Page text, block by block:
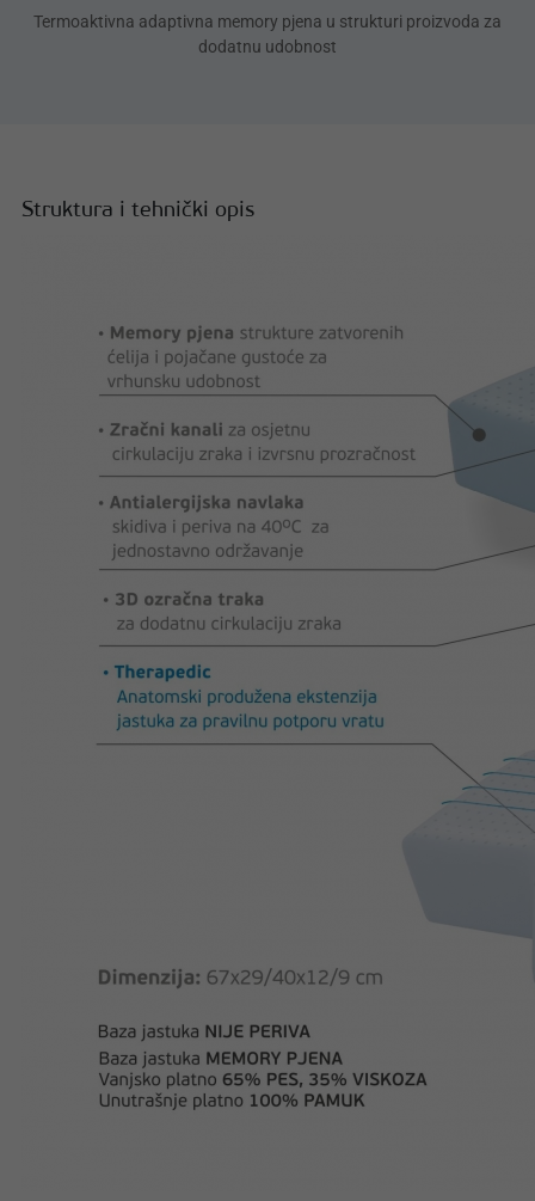
Termoaktivna adaptivna memory pjena u strukturi proizvoda za
dodatnu udobnost
Struktura i tehnički opis